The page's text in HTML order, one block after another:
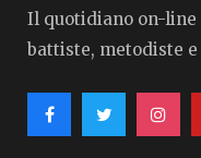
Il quotidiano on-line
battiste, metodiste